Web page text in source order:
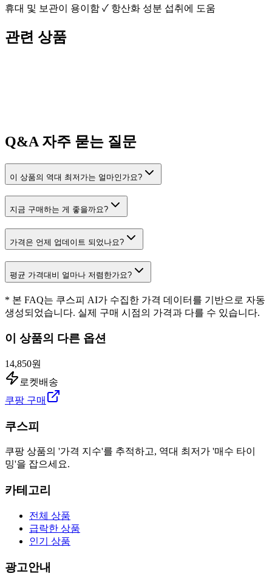
휴대 및 보관이 용이함 ✓ 항산화 성분 섭취에 도움
관련 상품
Q&A 자주 묻는 질문
이 상품의 역대 최저가는 얼마인가요?
지금 구매하는 게 좋을까요?
가격은 언제 업데이트 되었나요?
평균 가격대비 얼마나 저렴한가요?
* 본 FAQ는 쿠스피 AI가 수집한 가격 데이터를 기반으로 자동
생성되었습니다. 실제 구매 시점의 가격과 다를 수 있습니다.
이 상품의 다른 옵션
14,850원
로켓배송
쿠팡 구매
쿠스피
쿠팡 상품의 '가격 지수'를 추적하고, 역대 최저가 '매수 타이
밍'을 잡으세요.
카테고리
전체 상품
급락한 상품
인기 상품
광고안내